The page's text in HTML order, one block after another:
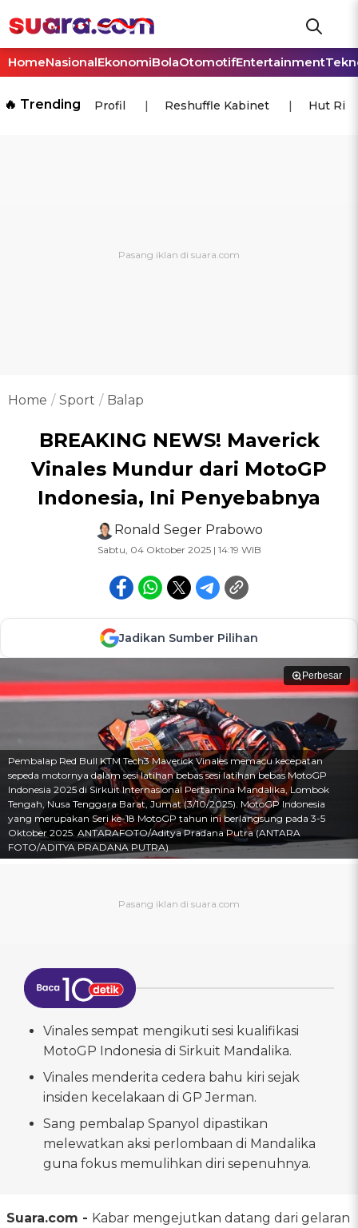
HomeNasionalEkonomiBolaOtomotifEntertainment
🔥 Trending Profil Reshuffle Kabinet Hut Ri
Home Sport Balap
BREAKING NEWS! Maverick
Vinales Mundur dari MotoGP
Indonesia, Ini Penyebabnya
Ronald Seger Prabowo
Sabtu, 04 Oktober 2025 | 14:19 WIB
Jadikan Sumber Pilihan
Perbesar
Pembalap Red Bull KTM Tech3 Maverick Vinales memacu kecepatan
sepeda motornya dalam sesi latihan bebas sesi latihan bebas MotoGP
Indonesia 2025 di Sirkuit Internasional Pertamina Mandalika, Lombok
Tengah, Nusa Tenggara Barat, Jumat (3/10/2025). MotoGP Indonesia
yang merupakan Seri ke-18 MotoGP tahun ini berlangsung pada 3-5
Oktober 2025. ANTARAFOTO/Aditya Pradana Putra (ANTARA
FOTO/ADITYA PRADANA PUTRA)
Vinales sempat mengikuti sesi kualifikasi
MotoGP Indonesia di Sirkuit Mandalika.
Vinales menderita cedera bahu kiri sejak
insiden kecelakaan di GP Jerman.
Sang pembalap Spanyol dipastikan
melewatkan aksi perlombaan di Mandalika
guna fokus memulihkan diri sepenuhnya.
Suara.com - Kabar mengejutkan datang dari gelaran